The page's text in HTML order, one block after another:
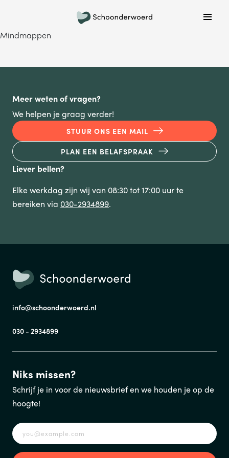
Mindmappen
Meer weten of vragen?
We helpen je graag verder!
STUUR ONS EEN MAIL
PLAN EEN BELAFSPRAAK
Liever bellen?
Elke werkdag zijn wij van 08:30 tot 17:00 uur te
bereiken via 030-2934899.
info@schoonderwoerd.nl
030 - 2934899
Niks missen?
Schrijf je in voor de nieuwsbrief en we houden je op de
hoogte!
Plan een belafspraak
Wil je graag gebeld worden om meer informatie te
en we bellen je!
MA DI
ONDERWERP
Waar gaat je vraag over?
NAAM
TELEFOONNUMMER
VERSTUREN
Wij verkopen nooit gegevens aan derden. Hoe wij omgaan met je